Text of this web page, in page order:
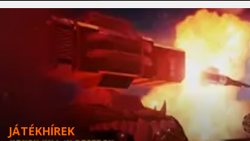
JÁTÉKHÍREK